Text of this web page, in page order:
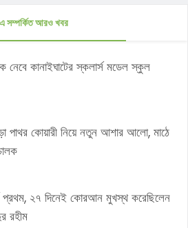
এ সম্পর্কিত আরও খবর
নেবে কানাইঘাটের স্কলার্স মডেল স্কুল
পাথর কোয়ারী নিয়ে নতুন আশার আলো, মাঠে
প্রথম, ২৭ দিনেই কোরআন মুখস্থ করেছিলেন
রহীম